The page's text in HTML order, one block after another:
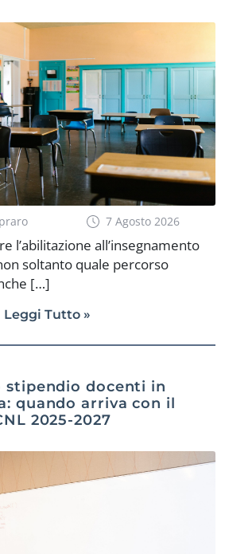
7 Agosto 2026
l’abilitazione all’insegnamento
soltanto quale percorso
[…]
Leggi Tutto »
stipendio docenti in
quando arriva con il
2025-2027